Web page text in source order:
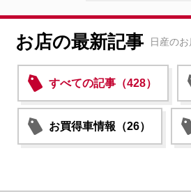
お店の最新記事 日産の
すべての記事（428）
お買得車情報（26）